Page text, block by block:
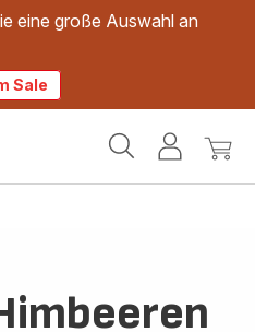
eine große Auswahl an
Sale
Mein
Mein